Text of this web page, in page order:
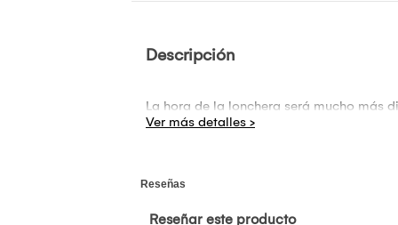
Descripción
La hora de la lonchera será mucho más